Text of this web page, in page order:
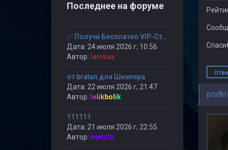
Последнее на форуме
Дата: 24 июля 2026 г, 10:56
Автор: lamkaa
от bratan для Шкипера
Дата: 22 июля 2026 г, 21:47
Автор: lelikbolik
111111
Дата: 21 июля 2026 г, 22:55
Автор: wintz0r